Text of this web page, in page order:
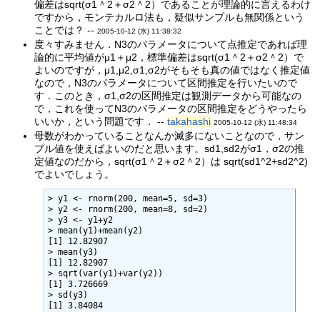
偏差はsqrt(σ1＾2＋σ2＾2）であることが理論的に言えるわけ
ですから，モンテカルロ法も，疑似サンプルも無関係という
ことでは？ --2005-10-12 (水) 11:38:32
度々すみません．N3のパラメータについて点推定であれば理
論的に平均値がμ1＋μ2，標準偏差はsqrt(σ1＾2＋σ2＾2）で
よいのですが，μ1,μ2,σ1,σ2がそもそも真の値ではなく推定値
なので，N3のパラメータについて区間推定を行いたいので
す．このとき，σ1,σ2の区間推定は観測データから可能なの
で，これを使ってN3のパラメータの区間推定をどうやったら
いいか，という問題です． --takahashi 2005-10-12 (水) 11:48:34
母数がわかっていることなんか滅多にないことなので，サン
プル値を使えばよいのだと思います。sd1,sd2がσ1，σ2の推
定値なのだから，sqrt(σ1＾2＋σ2＾2）は sqrt(sd1^2+sd2^2)
でよいでしょう。
> y1 <- rnorm(200, mean=5, sd=3)
> y2 <- rnorm(200, mean=8, sd=2)
> y3 <- y1+y2
> mean(y1)+mean(y2)
[1] 12.82907
> mean(y3)
[1] 12.82907
> sqrt(var(y1)+var(y2))
[1] 3.726669
> sd(y3)
[1] 3.84084